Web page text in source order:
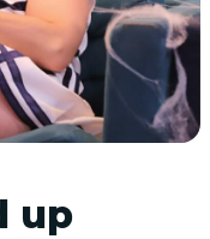
up